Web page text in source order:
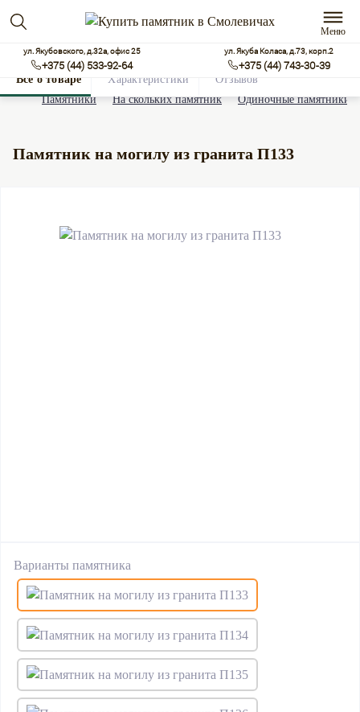
Меню
ул. Якубовского, д.32а, офис 25
+375 (44) 533-92-64
ул. Якуба Коласа, д.73, корп.2
+375 (44) 743-30-39
Памятники На скольких памятник Одиночные памятники
Памятник на могилу из гранита П133
Все о товаре Характеристики Отзывов
Варианты памятника